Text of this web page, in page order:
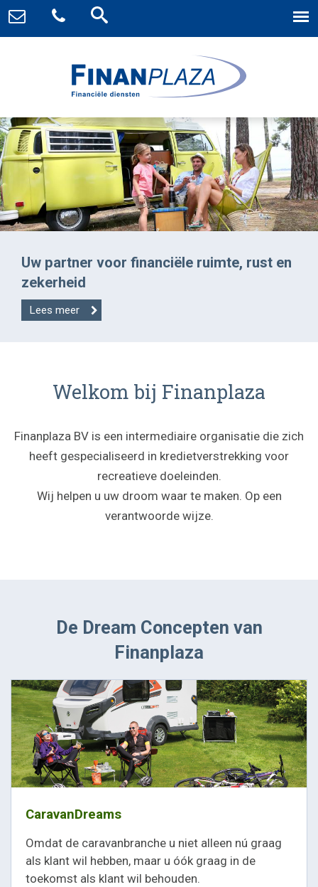
Uw partner voor financiële ruimte, rust en
zekerheid
Lees meer
Welkom bij Finanplaza
Finanplaza BV is een intermediaire organisatie die zich
heeft gespecialiseerd in kredietverstrekking voor
recreatieve doeleinden.
Wij helpen u uw droom waar te maken. Op een
verantwoorde wijze.
De Dream Concepten van
Finanplaza
CaravanDreams
Omdat de caravanbranche u niet alleen nú graag
als klant wil hebben, maar u óók graag in de
toekomst als klant wil behouden.